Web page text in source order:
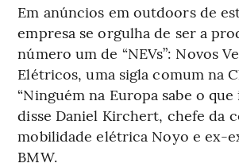
Em anúncios em outdoors de
empresa se orgulha de ser a
número um de “NEVs”: Novos
Elétricos, uma sigla comum na
“Ninguém na Europa sabe o que
disse Daniel Kirchert, chefe da
mobilidade elétrica Noyo e ex-
BMW.